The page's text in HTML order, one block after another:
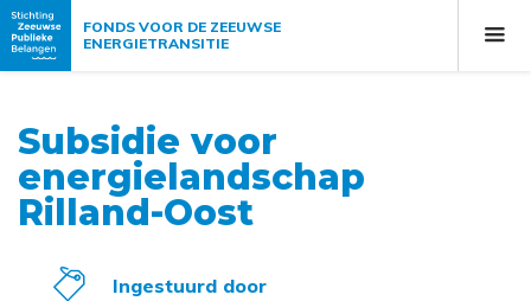
FONDS VOOR DE ZEEUWSE
ENERGIETRANSITIE
Subsidie voor
energielandschap
Rilland-Oost
Ingestuurd door